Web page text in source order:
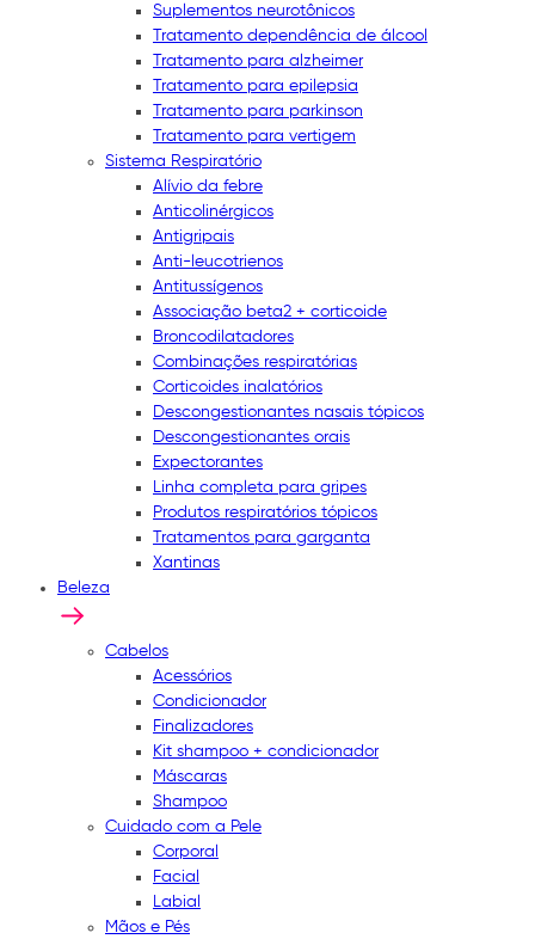
Suplementos neurotônicos
Tratamento dependência de álcool
Tratamento para alzheimer
Tratamento para epilepsia
Tratamento para parkinson
Tratamento para vertigem
Sistema Respiratório
Alívio da febre
Anticolinérgicos
Antigripais
Anti-leucotrienos
Antitussígenos
Associação beta2 + corticoide
Broncodilatadores
Combinações respiratórias
Corticoides inalatórios
Descongestionantes nasais tópicos
Descongestionantes orais
Expectorantes
Linha completa para gripes
Produtos respiratórios tópicos
Tratamentos para garganta
Xantinas
Beleza
Cabelos
Acessórios
Condicionador
Finalizadores
Kit shampoo + condicionador
Máscaras
Shampoo
Cuidado com a Pele
Corporal
Facial
Labial
Mãos e Pés